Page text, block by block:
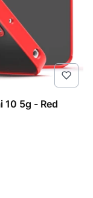
10 5g - Red